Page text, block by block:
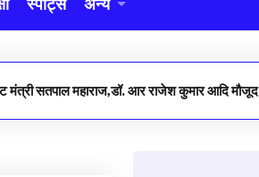
मंत्री सतपाल महाराज,डॉ. आर राजेश कुमार आदि मौजूद